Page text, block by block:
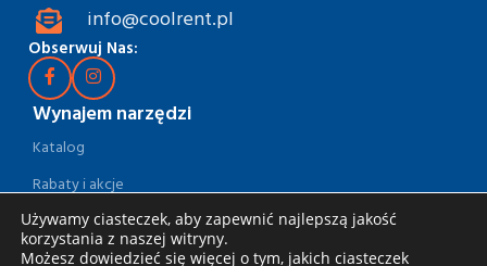
info@coolrent.pl
Obserwuj Nas:
Wynajem narzędzi
Katalog
Rabaty i akcje
Jak wynająć
Dostawa i odbiór
Używamy ciasteczek, aby zapewnić najlepszą jakość
korzystania z naszej witryny.
Możesz dowiedzieć się więcej o tym, jakich ciasteczek